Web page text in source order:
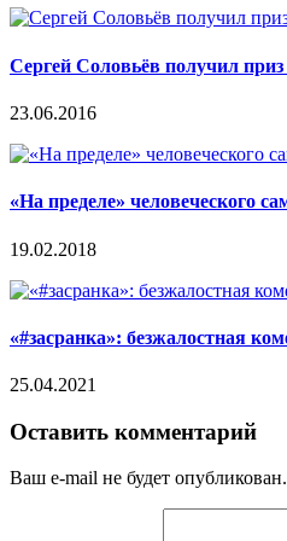
Сергей Соловьёв получил
23.06.2016
«На пределе» человеческого
19.02.2018
«#засранка»: безжалостная
25.04.2021
Оставить комментарий
Ваш e-mail не будет опубликован.